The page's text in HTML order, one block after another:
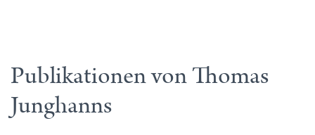
Publikationen von Thomas
Junghanns